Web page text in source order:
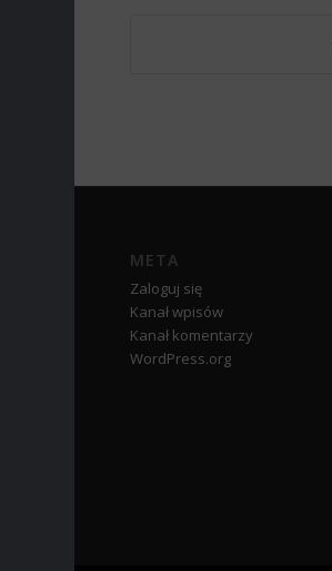
META
Zaloguj się
Kanał wpisów
Kanał komentarzy
WordPress.org